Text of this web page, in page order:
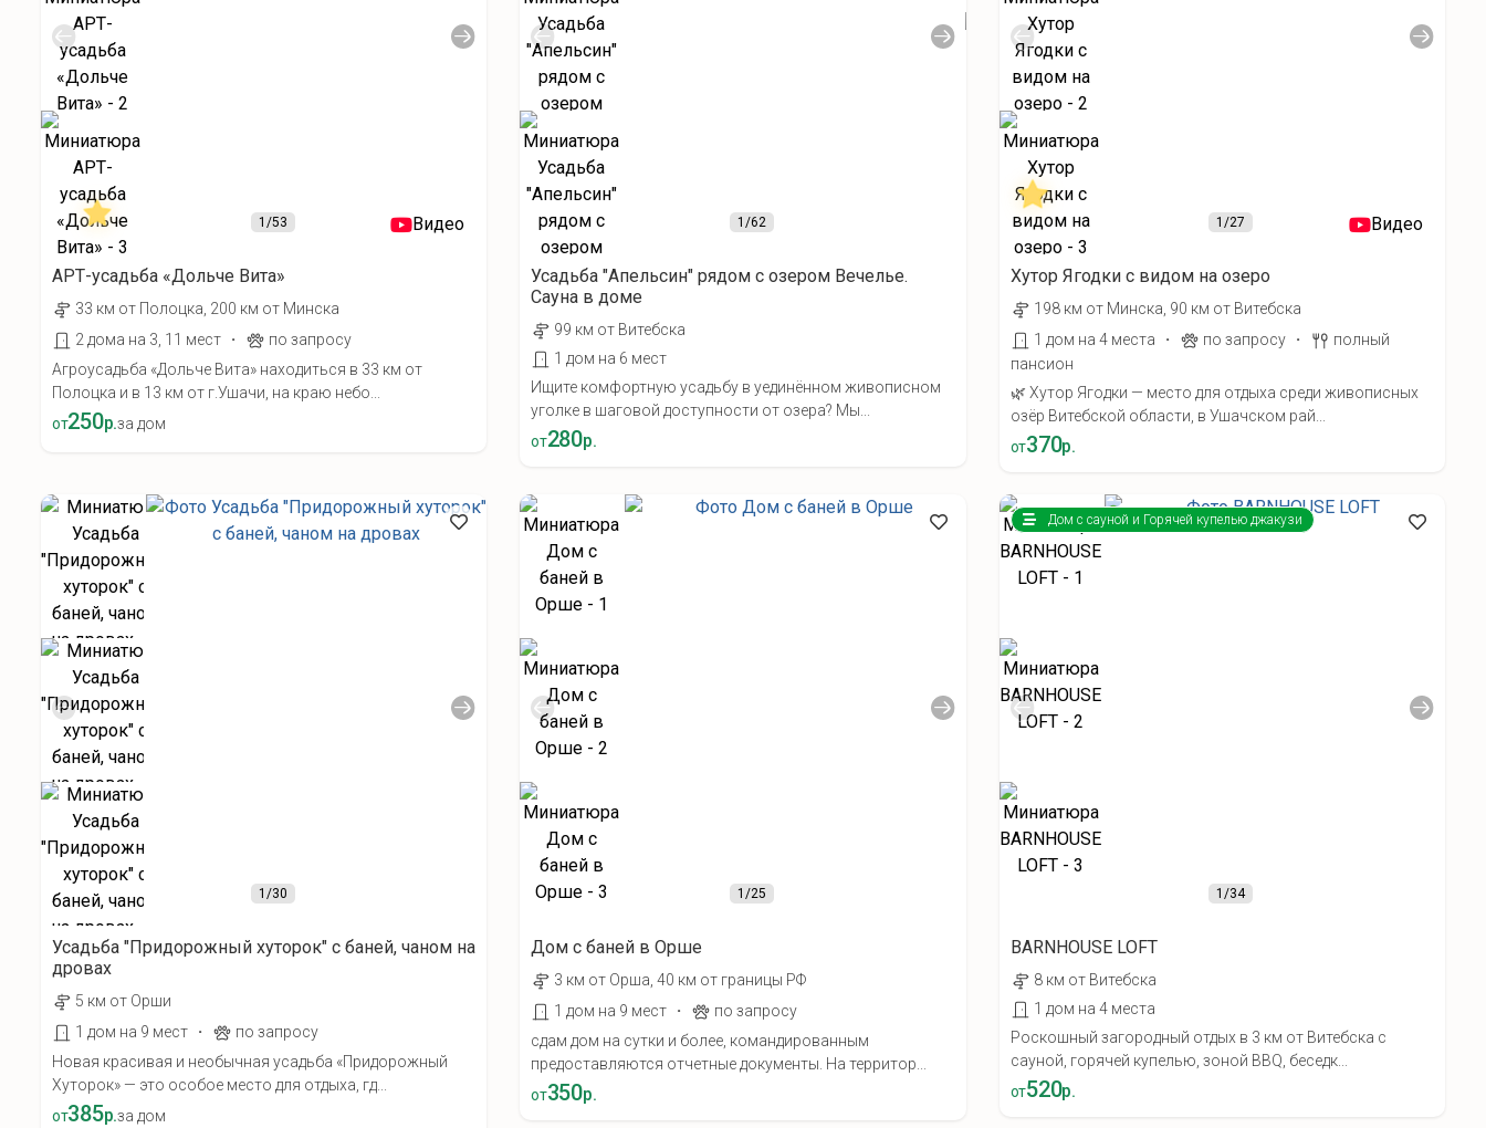
1 /53 Видео
АРТ-усадьба «Дольче Вита»
33 км от Полоцка, 200 км от Минска
2 дома на 3, 11 мест
·
по запросу
Агроусадьба «Дольче Вита» находиться в 33 км от
Полоцка и в 13 км от г.Ушачи, на краю небо...
от250р.за дом
1/62
Усадьба "Апельсин" рядом с озером Вечелье.
Сауна в доме
99 км от Витебска
1 дом на 6 мест
Ищите комфортную усадьбу в уединённом живописном
уголке в шаговой доступности от озера? Мы...
от280р.
1/27 Видео
Хутор Ягодки с видом на озеро
198 км от Минска, 90 км от Витебска
1 дом на 4 места
· по запросу ·
полный
пансион
🌿 Хутор Ягодки — место для отдыха среди живописных
озёр Витебской области, в Ушачском рай...
от370р.
1 /30
Усадьба "Придорожный хуторок" с баней, чаном на
дровах
5 км от Орши
1 дом на 9 мест
·
по запросу
Новая красивая и необычная усадьба «Придорожный
Хуторок» — это особое место для отдыха, гд...
от385р.за дом
1/25
Дом с баней в Орше
3 км от Орша, 40 км от границы РФ
1 дом на 9 мест
·
по запросу
сдам дом на сутки и более, командированным
предоставляются отчетные документы. На территор...
от350р.
1/34
Дом с сауной и Горячей купелью джакузи
BARNHOUSE LOFT
8 км от Витебска
1 дом на 4 места
Роскошный загородный отдых в 3 км от Витебска с
сауной, горячей купелью, зоной BBQ, беседк...
от520р.